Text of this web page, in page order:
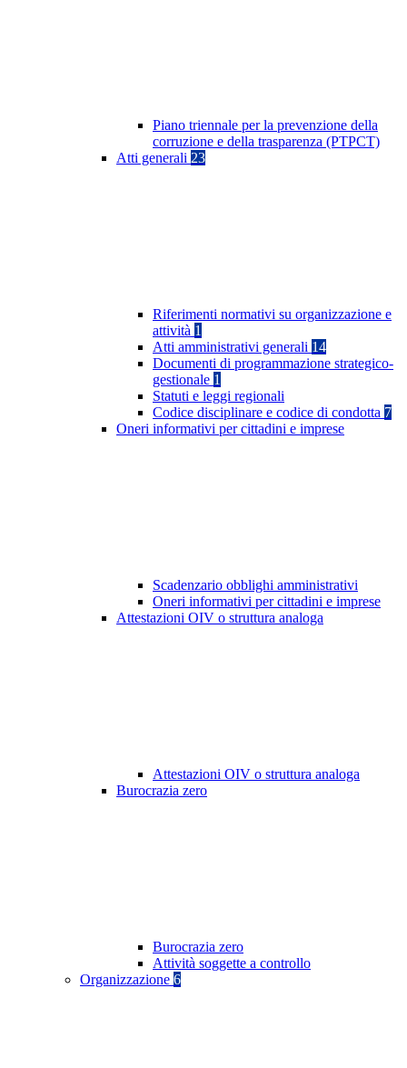
Piano triennale per la prevenzione della
corruzione e della trasparenza (PTPCT)
Atti generali 23
Riferimenti normativi su organizzazione e
attività 1
Atti amministrativi generali 14
Documenti di programmazione strategico-
gestionale 1
Statuti e leggi regionali
Codice disciplinare e codice di condotta 7
Oneri informativi per cittadini e imprese
Scadenzario obblighi amministrativi
Oneri informativi per cittadini e imprese
Attestazioni OIV o struttura analoga
Attestazioni OIV o struttura analoga
Burocrazia zero
Burocrazia zero
Attività soggette a controllo
Organizzazione 6